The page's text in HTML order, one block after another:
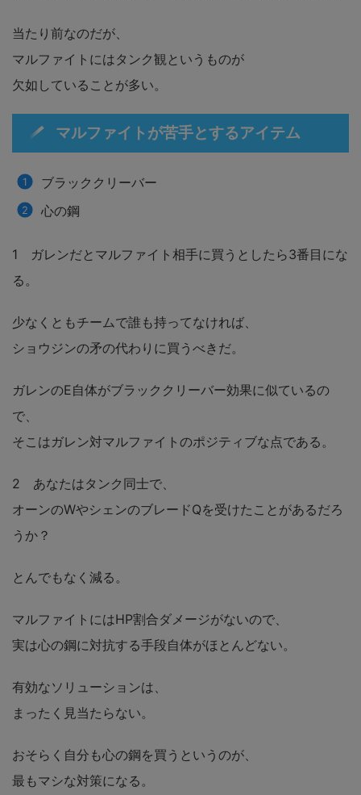
当たり前なのだが、
マルファイトにはタンク観というものが
欠如していることが多い。
マルファイトが苦手とするアイテム
ブラッククリーバー
心の鋼
1 ガレンだとマルファイト相手に買うとしたら3番目にな
る。
少なくともチームで誰も持ってなければ、
ショウジンの矛の代わりに買うべきだ。
ガレンのE自体がブラッククリーバー効果に似ているの
で、
そこはガレン対マルファイトのポジティブな点である。
2 あなたはタンク同士で、
オーンのWやシェンのブレードQを受けたことがあるだろ
うか？
とんでもなく減る。
マルファイトにはHP割合ダメージがないので、
実は心の鋼に対抗する手段自体がほとんどない。
有効なソリューションは、
まったく見当たらない。
おそらく自分も心の鋼を買うというのが、
最もマシな対策になる。